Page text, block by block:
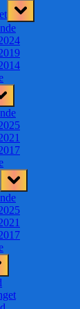
Toggle
sub-
menu
Toggle
sub-
menu